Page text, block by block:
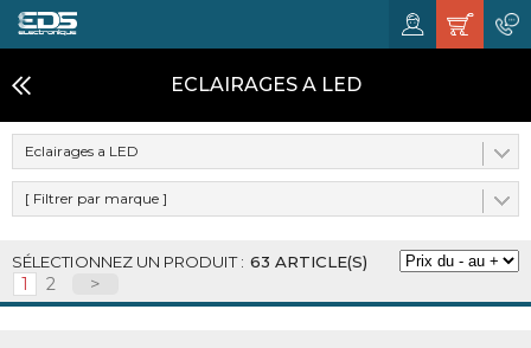
ECLAIRAGES A LED
Eclairages a LED
[ Filtrer par marque ]
63 ARTICLE(S)
1 2 >